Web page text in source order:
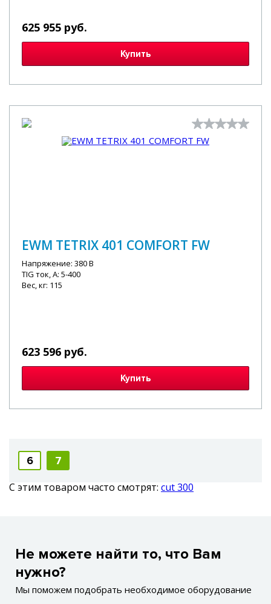
625 955 руб.
Купить
EWM TETRIX 401 COMFORT FW
Напряжение: 380 В
TIG ток, А: 5-400
Вес, кг: 115
623 596 руб.
Купить
6
7
С этим товаром часто смотрят: cut 300
Не можете найти то, что Вам
нужно?
Мы поможем подобрать необходимое оборудование